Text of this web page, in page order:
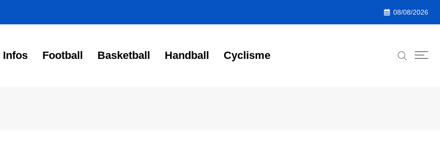
08/08/2026
Infos Football Basketball Handball Cyclisme